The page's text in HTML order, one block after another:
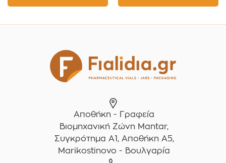
Αποθήκη - Γραφεία
Βιομηχανική Ζώνη Mantar,
Συγκρότημα A1, Αποθήκη Α5,
Marikostinovo - Βουλγαρία